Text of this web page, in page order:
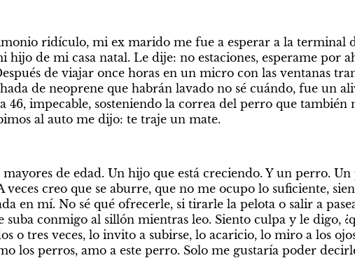
ridículo, mi ex marido me fue a esperar a la terminal
hijo de mi casa natal. Le dije: no estaciones, esperame por
de viajar once horas en un micro con las ventanas
de neoprene que habrán lavado no sé cuándo, fue un
46, impecable, sosteniendo la correa del perro que también
al auto me dijo: te traje un mate.
mayores de edad. Un hijo que está creciendo. Y un perro.
veces creo que se aburre, que no me ocupo lo suficiente,
en mí. No sé qué ofrecerle, si tirarle la pelota o salir a
suba conmigo al sillón mientras leo. Siento culpa y le digo,
o tres veces, lo invito a subirse, lo acaricio, lo miro a los
los perros, amo a este perro. Solo me gustaría poder